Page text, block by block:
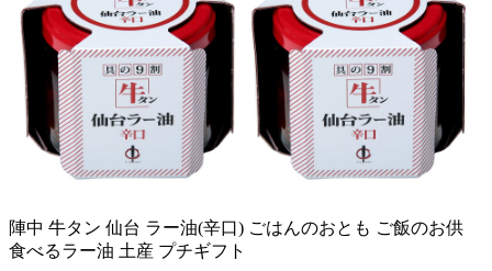
陣中 牛タン 仙台 ラー油(辛口) ごはんのおとも ご飯のお供
食べるラー油 土産 プチギフト